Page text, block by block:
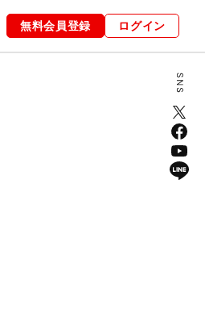
編集部 お知らせ
無料会員登録 ログイン